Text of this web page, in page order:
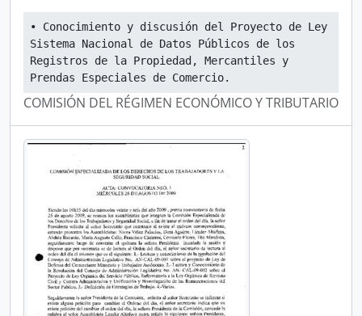
• Conocimiento y discusión del Proyecto de Ley
Sistema Nacional de Datos Públicos de los
Registros de la Propiedad, Mercantiles y
Prendas Especiales de Comercio.
COMISIÓN DEL RÉGIMEN ECONÓMICO Y TRIBUTARIO